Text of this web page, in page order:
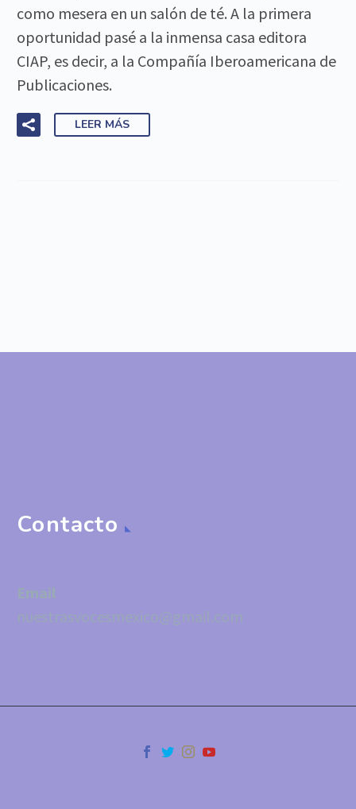
como mesera en un salón de té. A la primera
oportunidad pasé a la inmensa casa editora
CIAP, es decir, a la Compañía Iberoamericana de
Publicaciones.
LEER MÁS
Contacto
Email
nuestrasvocesmexico@gmail.com